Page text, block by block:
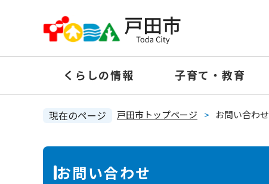
の
頭
くらしの情報 子育て・教育
現在のページ 戸田市トップページ > お問い合わせ
本
お問い合わせ